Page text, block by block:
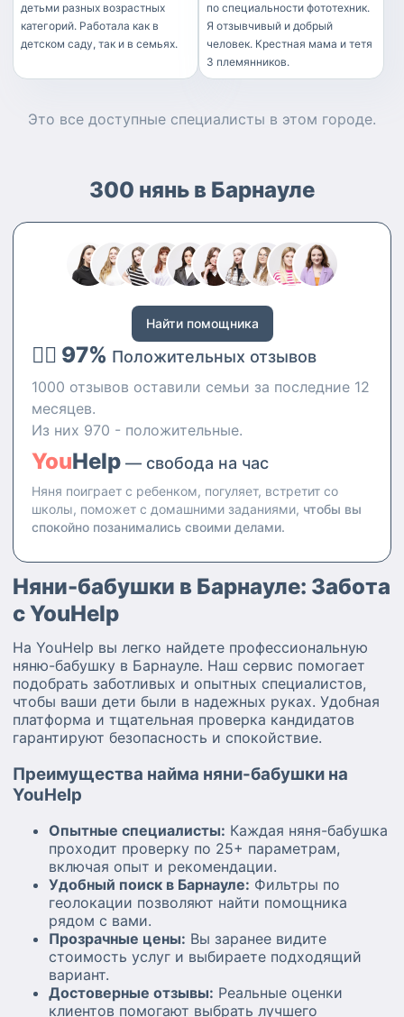
поддержание порядка (уборка
игрушек, посуды); *
обеспечение безопасности,
**Навыки:** * работа с детьми
* оказание первой помощи; *
выполнение лёгких бытовых
отзывчивость; * умение
находить общий язык с детьми;
* положительное отношение к
домашним животным
детьми разных возрастных
категорий. Работала как в
детском саду, так и в семьях.
по специальности фототехник.
Я отзывчивый и добрый
человек. Крестная мама и тетя
3 племянников.
Это все доступные специалисты в этом городе.
300 нянь в Барнауле
Найти помощника
👍🏻 97% Положительных отзывов
1000 отзывов оставили семьи за последние 12
месяцев.
Из них 970 - положительные.
YouHelp — свобода на час
Няня поиграет с ребенком, погуляет, встретит со
школы, поможет с домашними заданиями, чтобы вы
спокойно позанимались своими делами.
Няни-бабушки в Барнауле: Забота
с YouHelp
На YouHelp вы легко найдете профессиональную
няню-бабушку в Барнауле. Наш сервис помогает
подобрать заботливых и опытных специалистов,
чтобы ваши дети были в надежных руках. Удобная
платформа и тщательная проверка кандидатов
гарантируют безопасность и спокойствие.
Преимущества найма няни-бабушки на
YouHelp
Опытные специалисты: Каждая няня-бабушка
проходит проверку по 25+ параметрам,
включая опыт и рекомендации.
Удобный поиск в Барнауле: Фильтры по
геолокации позволяют найти помощника
рядом с вами.
Прозрачные цены: Вы заранее видите
стоимость услуг и выбираете подходящий
вариант.
Достоверные отзывы: Реальные оценки
клиентов помогают выбрать лучшего